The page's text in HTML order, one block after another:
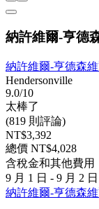
納許維爾-亨德
納許維爾-亨德森
Hendersonville
9.0/10
太棒了
(819 則評論)
NT$3,392
總價 NT$4,028
含稅金和其他費用
9 月 1 日 - 9 月 2 日
納許維爾-亨德森